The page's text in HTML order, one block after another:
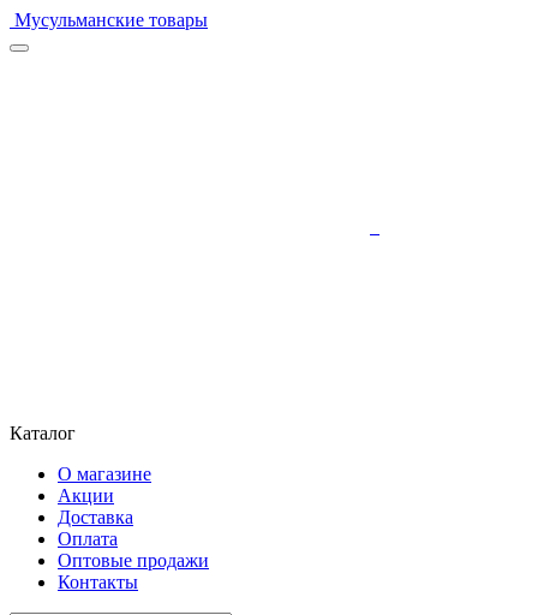
Мусульманские товары
Каталог
О магазине
Акции
Доставка
Оплата
Оптовые продажи
Контакты